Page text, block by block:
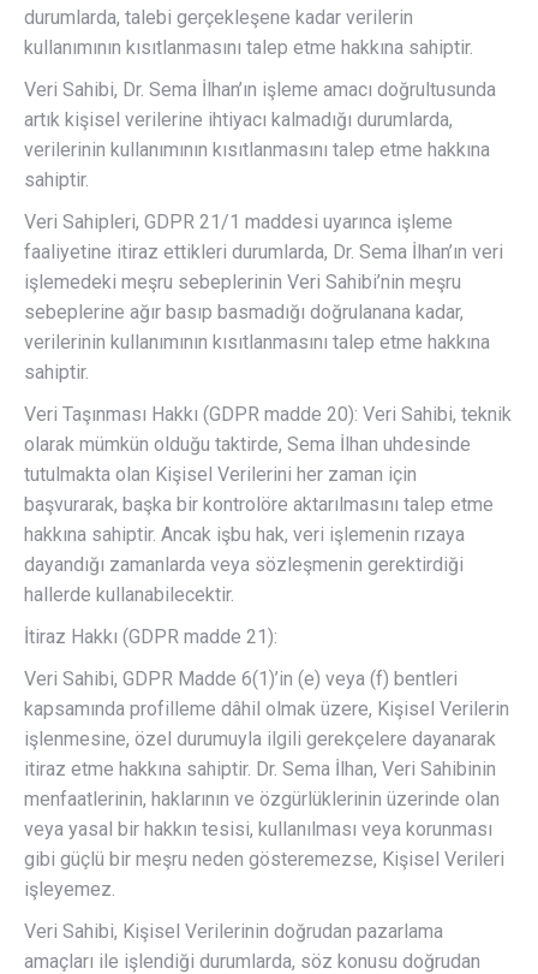
durumlarda, talebi gerçekleşene kadar verilerin
kullanımının kısıtlanmasını talep etme hakkına sahiptir.
Veri Sahibi, Dr. Sema İlhan’ın işleme amacı doğrultusunda
artık kişisel verilerine ihtiyacı kalmadığı durumlarda,
verilerinin kullanımının kısıtlanmasını talep etme hakkına
sahiptir.
Veri Sahipleri, GDPR 21/1 maddesi uyarınca işleme
faaliyetine itiraz ettikleri durumlarda, Dr. Sema İlhan’ın veri
işlemedeki meşru sebeplerinin Veri Sahibi’nin meşru
sebeplerine ağır basıp basmadığı doğrulanana kadar,
verilerinin kullanımının kısıtlanmasını talep etme hakkına
sahiptir.
Veri Taşınması Hakkı (GDPR madde 20): Veri Sahibi, teknik
olarak mümkün olduğu taktirde, Sema İlhan uhdesinde
tutulmakta olan Kişisel Verilerini her zaman için
başvurarak, başka bir kontrolöre aktarılmasını talep etme
hakkına sahiptir. Ancak işbu hak, veri işlemenin rızaya
dayandığı zamanlarda veya sözleşmenin gerektirdiği
hallerde kullanabilecektir.
İtiraz Hakkı (GDPR madde 21):
Veri Sahibi, GDPR Madde 6(1)’in (e) veya (f) bentleri
kapsamında profilleme dâhil olmak üzere, Kişisel Verilerin
işlenmesine, özel durumuyla ilgili gerekçelere dayanarak
itiraz etme hakkına sahiptir. Dr. Sema İlhan, Veri Sahibinin
menfaatlerinin, haklarının ve özgürlüklerinin üzerinde olan
veya yasal bir hakkın tesisi, kullanılması veya korunması
gibi güçlü bir meşru neden gösteremezse, Kişisel Verileri
işleyemez.
Veri Sahibi, Kişisel Verilerinin doğrudan pazarlama
amaçları ile işlendiği durumlarda, söz konusu doğrudan